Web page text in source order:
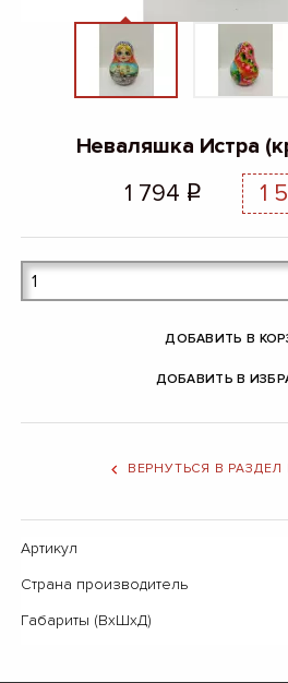
Неваляшка Истра
1 794 q 1
ДОБАВИТЬ В
ДОБАВИТЬ В
ВЕРНУТЬСЯ В
Артикул
Страна производитель
Габариты (ВхШхД)